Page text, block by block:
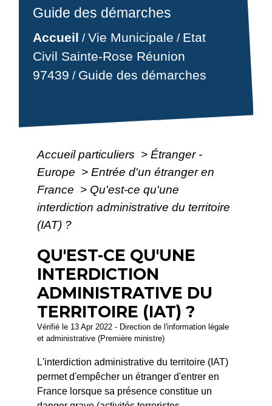
Guide des démarches
Accueil /Vie Municipale / Etat
Civil Sainte-Rose Réunion
97439 / Guide des démarches
Accueil particuliers > Étranger -
Europe > Entrée d'un étranger en
France > Qu'est-ce qu'une
interdiction administrative du territoire
(IAT) ?
QU'EST-CE QU'UNE
INTERDICTION
ADMINISTRATIVE DU
TERRITOIRE (IAT) ?
Vérifié le 13 Apr 2022 - Direction de l'information légale
et administrative (Première ministre)
L'interdiction administrative du territoire (IAT)
permet d'empêcher un étranger d'entrer en
France lorsque sa présence constitue un